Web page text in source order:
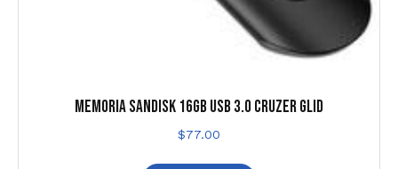
MEMORIA SANDISK 16GB USB 3.0 CRUZER GLID
$77.00